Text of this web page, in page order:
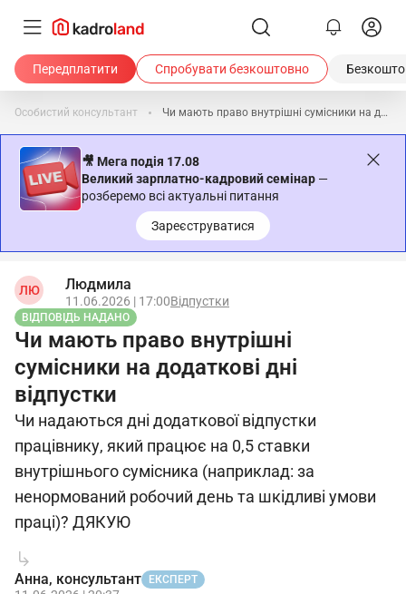
Передплатити Спробувати безкоштовно
Особистий консультант Чи мають право внутрішні сумісники на додаткові дні відпустки
🎥 Мега подія 17.08
Великий зарплатно-кадровий семінар —
розберемо всі актуальні питання
Зареєструватися
ЛЮ Людмила
11.06.2026 | 17:00Відпустки
ВІДПОВІДЬ НАДАНО
Чи мають право внутрішні
сумісники на додаткові дні
відпустки
Чи надаються дні додаткової відпустки
працівнику, який працює на 0,5 ставки
внутрішнього сумісника (наприклад: за
ненормований робочий день та шкідливі умови
праці)? ДЯКУЮ
Анна, консультант ЕКСПЕРТ